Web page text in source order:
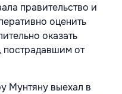
правительство и
оценить
оказать
пострадавшим от
Мунтяну выехал в